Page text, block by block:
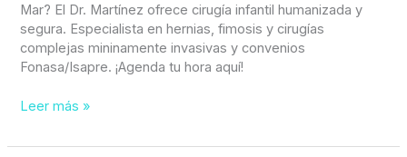
Mar? El Dr. Martínez ofrece cirugía infantil humanizada y
segura. Especialista en hernias, fimosis y cirugías
complejas mininamente invasivas y convenios
Fonasa/Isapre. ¡Agenda tu hora aquí!
Leer más »